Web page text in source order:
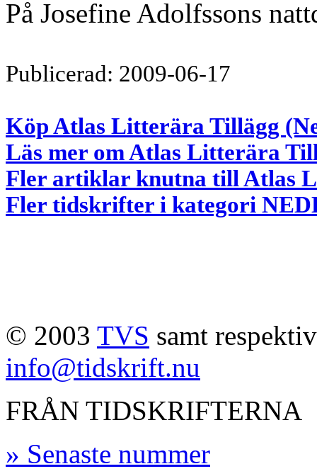
På Josefine Adolfssons
Publicerad: 2009-06-17
Köp Atlas Litterära Tillägg
Läs mer om Atlas Litterära
Fler artiklar knutna till Atlas
Fler tidskrifter i kategori
© 2003 TVS samt
info@tidskrift.nu
FRÅN TIDSKRIFTERNA
» Senaste nummer